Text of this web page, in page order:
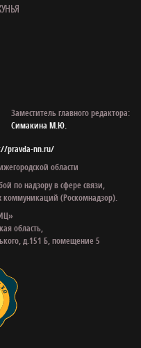
Заместитель главного редактора:
Симакина М.Ю.
pravda-nn.ru/
области
по надзору в сфере связи,
(Роскомнадзор).
область,
д.151 Б, помещение 5